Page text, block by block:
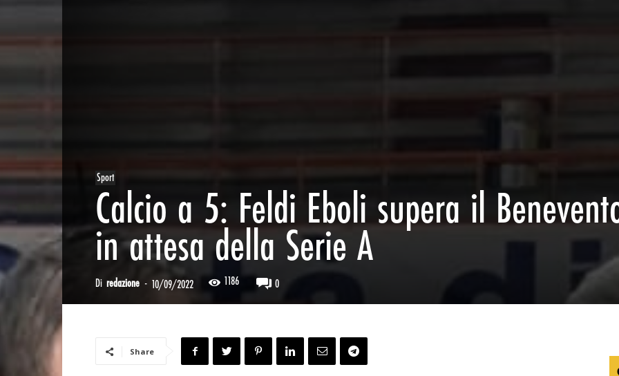
Sport
Calcio a 5: Feldi Eboli supera il
in attesa della Serie A
Di redazione - 10/09/2022 1186 0
Share